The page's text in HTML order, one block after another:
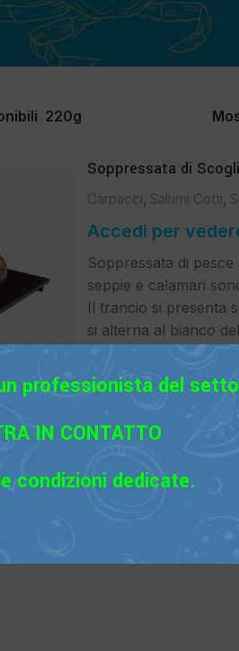
professionista del
IN CONTATTO
condizioni dedicate.
220g
Soppressata di
Carpacci, Salumi Cotti,
Accedi per
Soppressata di
seppie e calamari
Il trancio si presenta
si alterna al bianco
Il sapore è dolce,
carpacci di pesce da
Gustoso anche